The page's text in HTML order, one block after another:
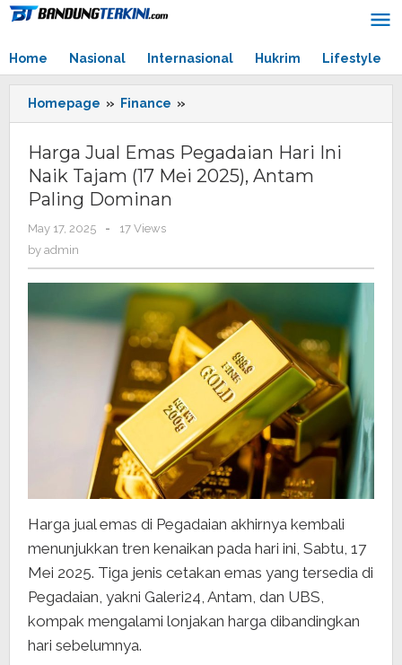
Skip
Home
Nasional Internasional Hukrim Lifestyle
Homepage » Finance »
Jual
Pegadaian
Hari
Mei
2025),
Antam
Paling
Dominan
Harga Jual Emas Pegadaian Hari Ini
Naik Tajam (17 Mei 2025), Antam
Paling Dominan
May 17, 2025
by
-
17 Views
by admin
Harga jual emas di Pegadaian akhirnya kembali
menunjukkan tren kenaikan pada hari ini, Sabtu, 17
Mei 2025. Tiga jenis cetakan emas yang tersedia di
Pegadaian, yakni Galeri24, Antam, dan UBS,
kompak mengalami lonjakan harga dibandingkan
hari sebelumnya.